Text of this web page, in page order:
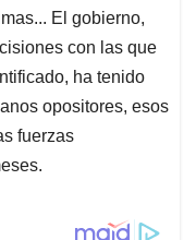
El gobierno,
con las que
ha tenido
opositores, esos
fuerzas